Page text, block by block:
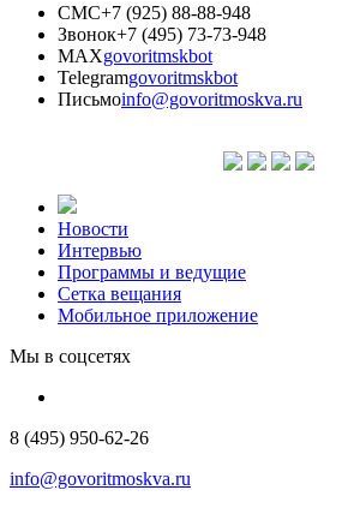
СМС+7 (925) 88-88-948
Звонок+7 (495) 73-73-948
MAXgovoritmskbot
Telegramgovoritmskbot
Письмоinfo@govoritmoskva.ru
Новости
Интервью
Программы и ведущие
Сетка вещания
Мобильное приложение
Мы в соцсетях
8 (495) 950-62-26
info@govoritmoskva.ru